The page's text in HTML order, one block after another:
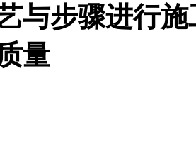
与步骤进行施
量